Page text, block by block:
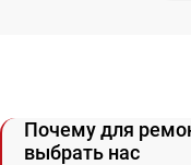
Почему для
выбрать нас